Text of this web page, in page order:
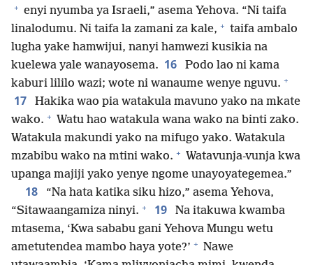
+ enyi nyumba ya Israeli,” asema Yehova. “Ni taifa
linalodumu. Ni taifa la zamani za kale, + taifa ambalo
lugha yake hamwijui, nanyi hamwezi kusikia na
kuelewa yale wanayosema. 16
Podo lao ni kama
kaburi lililo wazi; wote ni wanaume wenye nguvu. +
17
Hakika wao pia watakula mavuno yako na mkate
wako. + Watu hao watakula wana wako na binti zako.
Watakula makundi yako na mifugo yako. Watakula
mzabibu wako na mtini wako. + Watavunja-vunja kwa
upanga majiji yako yenye ngome unayoyategemea.”
18
“Na hata katika siku hizo,” asema Yehova,
“Sitawaangamiza ninyi. + 19
Na itakuwa kwamba
mtasema, ‘Kwa sababu gani Yehova Mungu wetu
ametutendea mambo haya yote?’ + Nawe